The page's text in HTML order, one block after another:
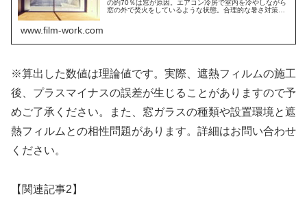
の約70％は窓が原因。エアコン冷房で室内を冷やしながら
窓の外で焚火をしているような状態。合理的な暑さ対策は
www.film-work.com
※算出した数値は理論値です。実際、遮熱フィルムの施工
後、プラスマイナスの誤差が生じることがありますので予
めご了承ください。また、窓ガラスの種類や設置環境と遮
熱フィルムとの相性問題があります。詳細はお問い合わせ
ください。
【関連記事2】